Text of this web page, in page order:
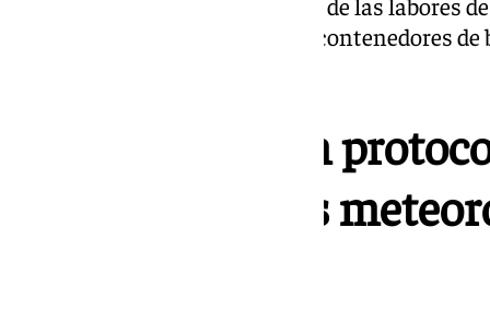
imbornales y la reubicación de contenedores
Jerez elabora un
ante fenómenos